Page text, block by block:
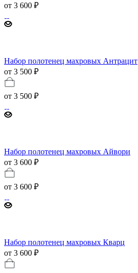
от 3 600 ₽
Набор полотенец махровых Антрацит
от 3 500 ₽
от 3 500 ₽
Набор полотенец махровых Айвори
от 3 600 ₽
от 3 600 ₽
Набор полотенец махровых Кварц
от 3 600 ₽